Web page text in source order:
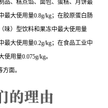
品、糕点馅、面包、蛋糕、月饼最
最大使用量0.8g/kg；在胶原蛋白肠
味）型饮料和果冻中最大使用量
最大使用量0.2g/kg；在食品工业中
用量0.075g/kg。
面。